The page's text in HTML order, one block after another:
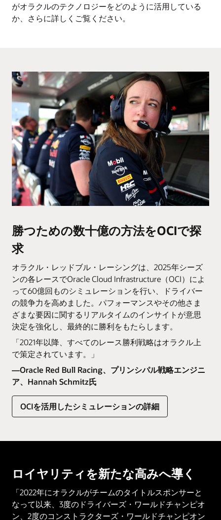
がオラクルのテクノロジーをどのように活用している
か、さらに詳しくご覧ください。
勝つための数十億の方法をOCIで探
求
オラクル・レッドブル・レーシングは、2025年シーズ
ンの各レースでOracle Cloud Infrastructure（OCI）によ
って60億回ものシミュレーションを行い、ドライバー
の競争力を高めました。パフォーマンスやその他さま
ざまな要因に関するリアルタイムのインサイトが意思
決定を強化し、最終的に勝利をもたらします。
「2021年以降、すべてのレース勝利戦略はオラクル上
で策定されています。」
—Oracle Red Bull Racing、プリンシパル戦略エンジニ
ア、Hannah Schmitz氏
OCIを活用したシミュレーションの詳細
ロイヤリティを新たな高みへ導く
「2022年にオラクルがチームのタイトルスポンサーと
なって以来、3度のドライバーズ・ワールドチャンピオ
ン、2度のコンストラクターズ・ワールドチャンピオン